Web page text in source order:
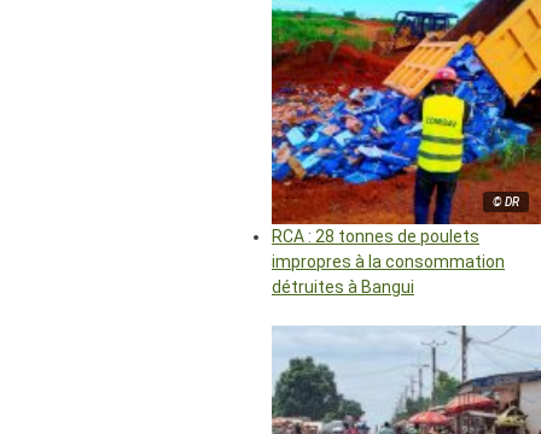
© DR
RCA : 28 tonnes de poulets
impropres à la consommation
détruites à Bangui